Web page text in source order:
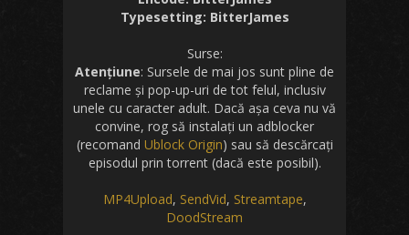
Typesetting: BitterJames
Surse:
Atențiune: Sursele de mai jos sunt pline de
reclame și pop-up-uri de tot felul, inclusiv
unele cu caracter adult. Dacă așa ceva nu vă
convine, rog să instalați un adblocker
(recomand Ublock Origin) sau să descărcați
episodul prin torrent (dacă este posibil).
MP4Upload, SendVid, Streamtape,
DoodStream